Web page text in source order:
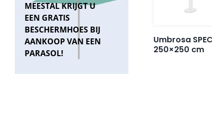
Umbrosa
250×250 cm
MEESTAL KRIJGT U
EEN GRATIS
BESCHERMHOES BIJ
AANKOOP VAN EEN
PARASOL!